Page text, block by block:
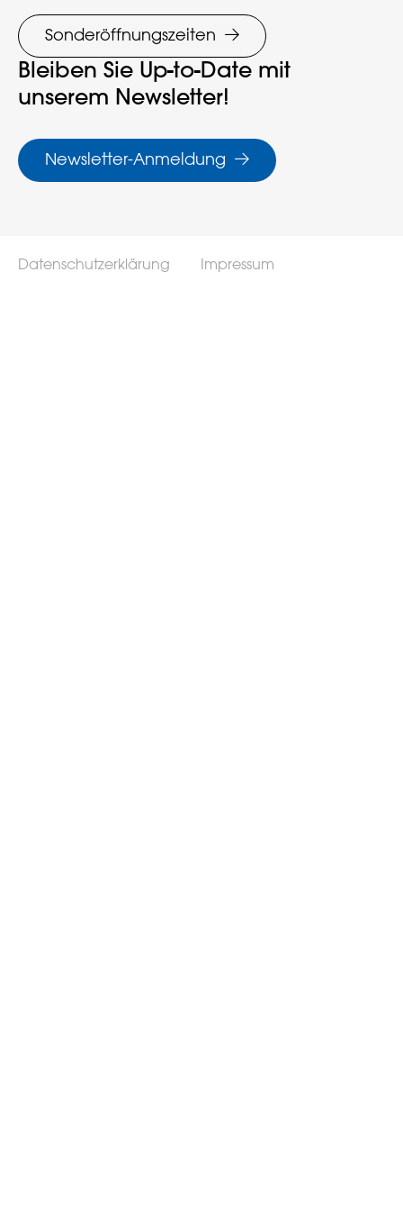
Sonderöffnungszeiten
Bleiben Sie Up-to-Date mit
unserem Newsletter!
Newsletter-Anmeldung
Datenschutzerklärung Impressum